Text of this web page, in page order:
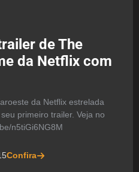
de The
da Netflix com
da Netflix estrelada
primeiro trailer. Veja no
n5tiGi6NG8M
Confira